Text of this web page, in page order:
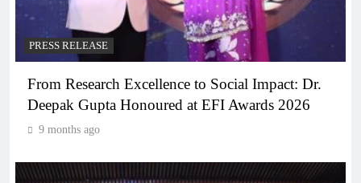
PRESS RELEASE
From Research Excellence to Social Impact: Dr.
Deepak Gupta Honoured at EFI Awards 2026
9 months ago